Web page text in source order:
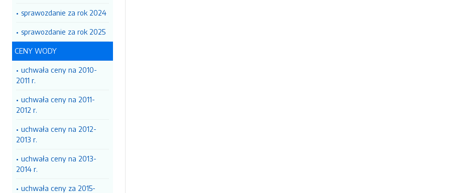
sprawozdanie za rok 2024
sprawozdanie za rok 2025
CENY WODY
uchwała ceny na 2010-
2011 r.
uchwała ceny na 2011-
2012 r.
uchwała ceny na 2012-
2013 r.
uchwała ceny na 2013-
2014 r.
uchwała ceny za 2015-